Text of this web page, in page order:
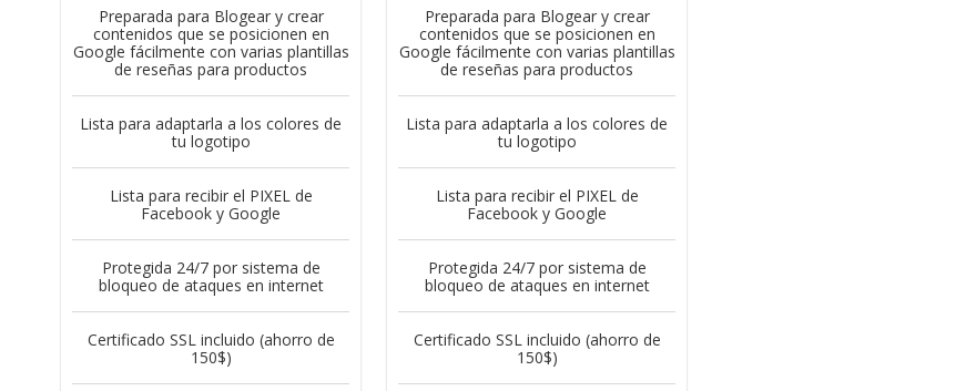
Preparada para Blogear y crear
contenidos que se posicionen en
Google fácilmente con varias plantillas
de reseñas para productos
Lista para adaptarla a los colores de
tu logotipo
Lista para recibir el PIXEL de
Facebook y Google
Protegida 24/7 por sistema de
bloqueo de ataques en internet
Certificado SSL incluido (ahorro de
150$)
Preparada para Blogear y crear
contenidos que se posicionen en
Google fácilmente con varias plantillas
de reseñas para productos
Lista para adaptarla a los colores de
tu logotipo
Lista para recibir el PIXEL de
Facebook y Google
Protegida 24/7 por sistema de
bloqueo de ataques en internet
Certificado SSL incluido (ahorro de
150$)